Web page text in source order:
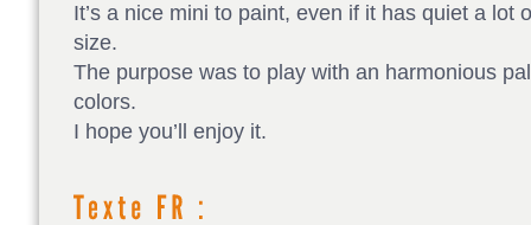
It’s a nice mini to paint, even if it has quiet a lot
size.
The purpose was to play with an harmonious
colors.
I hope you’ll enjoy it.